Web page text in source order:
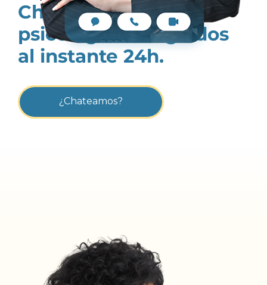
Chat privado con
psicólogos colegiados
al instante 24h.
¿Chateamos?